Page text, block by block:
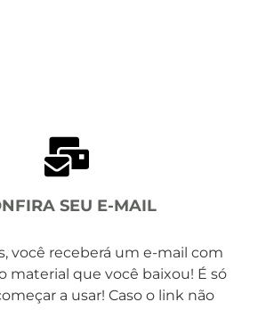
SEU E-MAIL
você receberá um e-mail com
material que você baixou! É só
a usar! Caso o link não